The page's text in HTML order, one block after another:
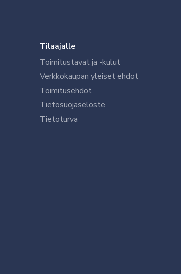
Tilaajalle
Toimitustavat ja -kulut
Verkkokaupan yleiset ehdot
Toimitusehdot
Tietosuojaseloste
Tietoturva